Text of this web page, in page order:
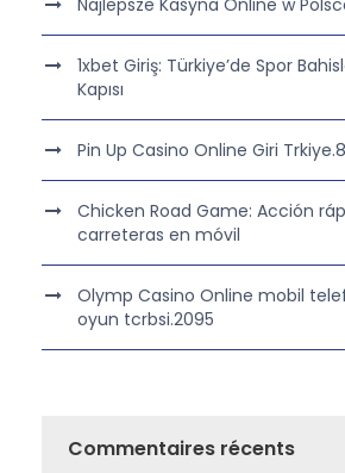
Najlepsze Kasyna Online w
1xbet Giriş: Türkiye’de Spor
Kapısı
Pin Up Casino Online Giri
Chicken Road Game: Acción
carreteras en móvil
Olymp Casino Online mobil
oyun tcrbsi.2095
Commentaires récents